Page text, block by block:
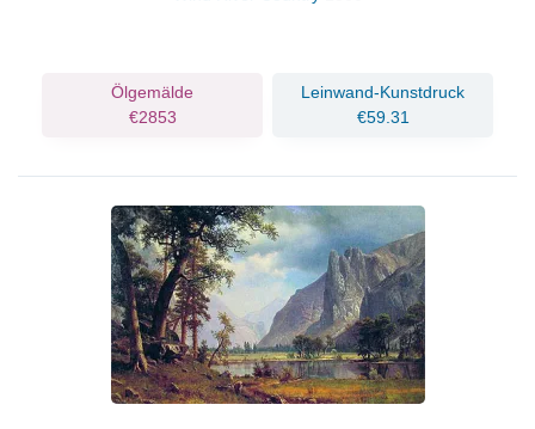
Ölgemälde
€2853
Leinwand-Kunstdruck
€59.31